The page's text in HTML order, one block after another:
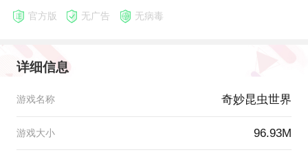
官方版 无广告 无病毒
详细信息
游戏名称 奇妙昆虫世界
游戏大小 96.93M